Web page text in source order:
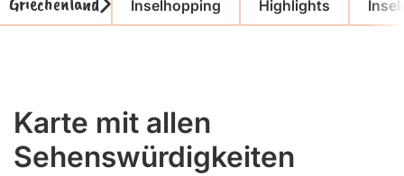
Inselhopping Highlights
Karte mit allen
Sehenswürdigkeiten